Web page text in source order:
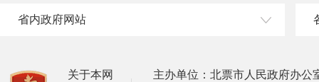
省内政府网站
关于本网
主办单位：北票市人民政府办公